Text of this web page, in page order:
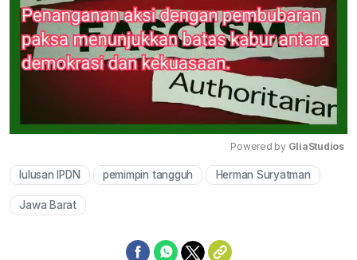
Mute
Powered by GliaStudios
lulusan IPDN pemimpin tangguh Herman Suryatman
Jawa Barat